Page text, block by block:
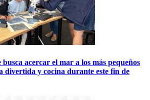
acercar el mar a los más pequeños
divertida y cocina durante este fin de